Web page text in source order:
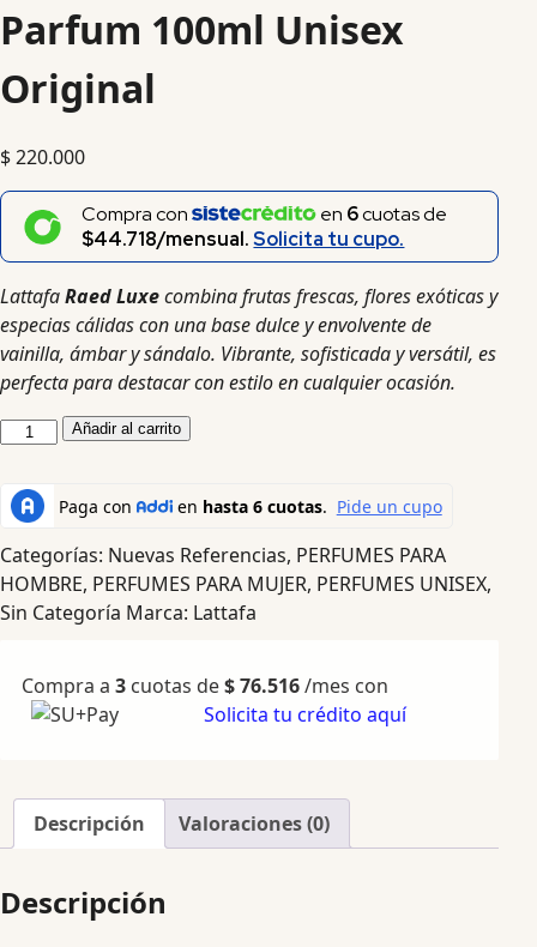
Parfum 100ml Unisex
Original
$220.000
Compra con en 6cuotas de
$44.718/mensual.Solicita tu cupo.
LattafaRaed Luxecombina frutas frescas, flores exóticas y
especias cálidas con una base dulce y envolvente de
vainilla, ámbar y sándalo. Vibrante, sofisticada y versátil, es
perfecta para destacar con estilo en cualquier ocasión.
Añadir al carrito
Categorías: Nuevas Referencias, PERFUMES PARA
HOMBRE, PERFUMES PARA MUJER, PERFUMES UNISEX,
Sin Categoría Marca: Lattafa
Compra a 3 cuotas de$76.516/mes con
Solicita tu crédito aquí
Descripción Valoraciones (0)
Descripción